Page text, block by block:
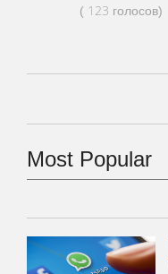
( 123 голосов)
Most Popular